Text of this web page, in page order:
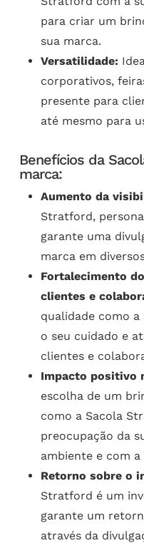
para criar um
sua marca.
Versatilidade:
corporativos,
presente para
até mesmo para
Benefícios da
marca:
Aumento da
Stratford,
garante uma
marca em
Fortalecimento
clientes e
qualidade como
o seu cuidado e
clientes e
Impacto positivo
escolha de um
como a Sacola
preocupação da
ambiente e com a
Retorno sobre o
Stratford é um
garante um
através da